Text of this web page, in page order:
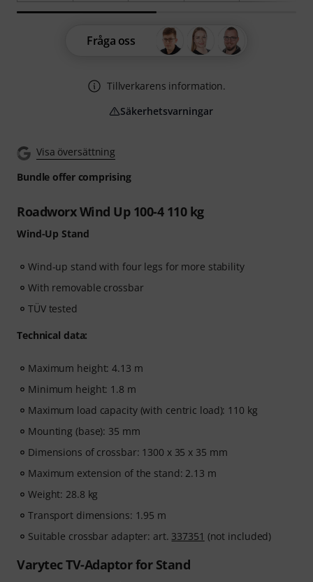
Visa översättning
Bundle offer comprising
Roadworx Wind Up 100-4 110 kg
Wind-Up Stand
Wind-up stand with four legs for more stability
With removable crossbar
TÜV tested
Technical data:
Maximum height: 4.13 m
Minimum height: 1.8 m
Maximum load capacity (with centric load): 110 kg
Mounting (base): 35 mm
Dimensions of crossbar: 1300 x 35 x 35 mm
Maximum extension of the stand: 2.13 m
Weight: 28.8 kg
Transport dimensions: 1.95 m
Suitable crossbar adapter: art. 337351 (not included)
Varytec TV-Adaptor for Stand
Fråga oss
Tillverkarens information.
Säkerhetsvarningar